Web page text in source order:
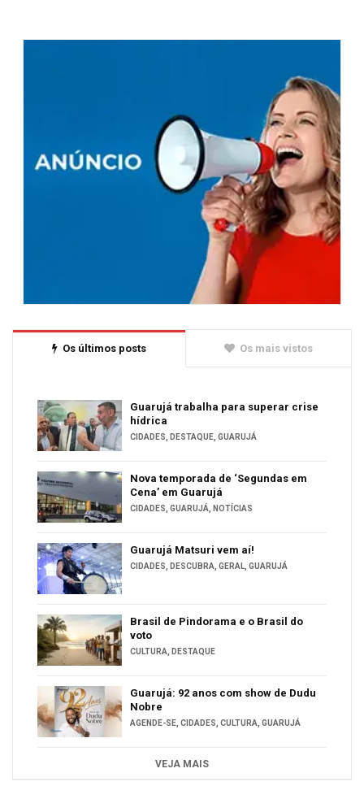
Os últimos posts Os mais vistos
Guarujá trabalha para superar crise
hídrica
CIDADES DESTAQUE GUARUJÁ
Nova temporada de ‘Segundas em
Cena’ em Guarujá
CIDADES GUARUJÁ NOTÍCIAS
Guarujá Matsuri vem aí!
CIDADES DESCUBRA GERAL GUARUJÁ
Brasil de Pindorama e o Brasil do
voto
CULTURA DESTAQUE
Guarujá: 92 anos com show de Dudu
Nobre
AGENDE-SE CIDADES CULTURA GUARUJÁ
VEJA MAIS